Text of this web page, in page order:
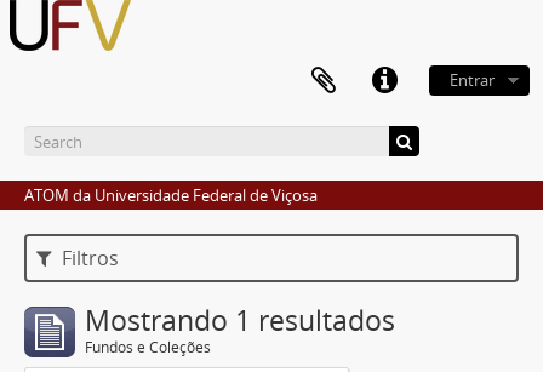
Entrar
ATOM da Universidade Federal de Viçosa
Filtros
Mostrando 1 resultados
Fundos e Coleções